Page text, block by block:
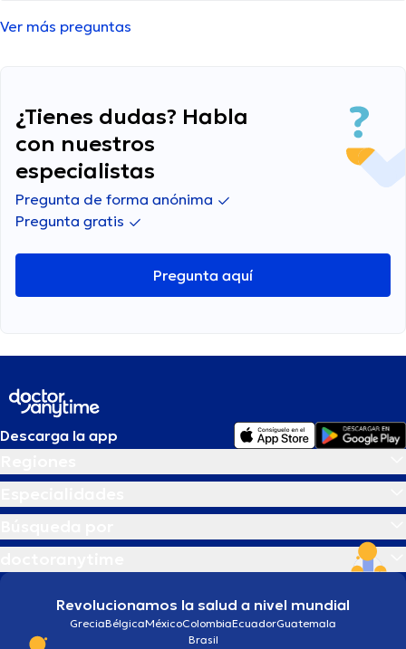
Ver más preguntas
¿Tienes dudas? Habla
con nuestros
especialistas
Pregunta de forma anónima
Pregunta gratis
Pregunta aquí
Descarga la app
Revolucionamos la salud a nivel mundial
GreciaBélgicaMéxicoColombiaEcuadorGuatemala
Brasil